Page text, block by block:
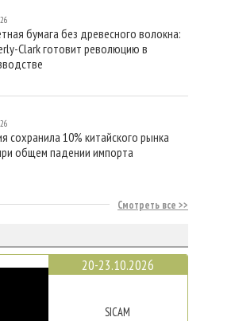
бумага без древесного волокна:
Clark готовит революцию в
сохранила 10% китайского рынка
общем падении импорта
Смотреть все
20-23.10.2026
SICAM